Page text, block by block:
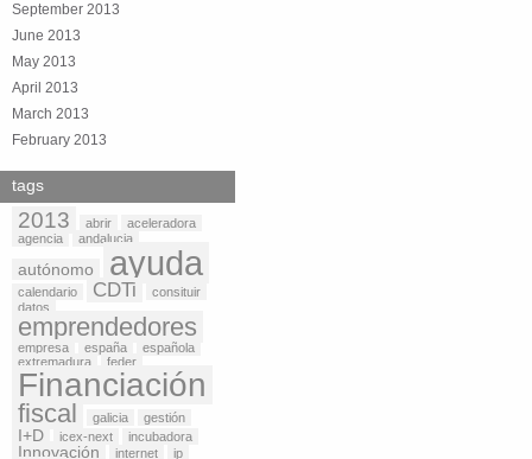
September 2013
June 2013
May 2013
April 2013
March 2013
February 2013
tags
2013 abrir
aceleradora
agencia
andalucia
autónomo ayuda
calendario CDTi
consituir
datos
emprendedores
empresa españa
española
extremadura
feder
Financiación
fiscal galicia gestión
I+D icex-next incubadora
Innovación internet ip